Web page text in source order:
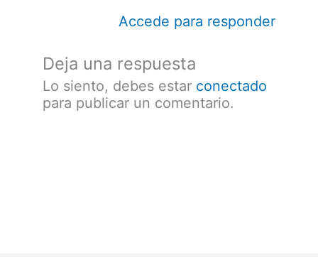
Accede para responder
Deja una respuesta
Lo siento, debes estar conectado
para publicar un comentario.